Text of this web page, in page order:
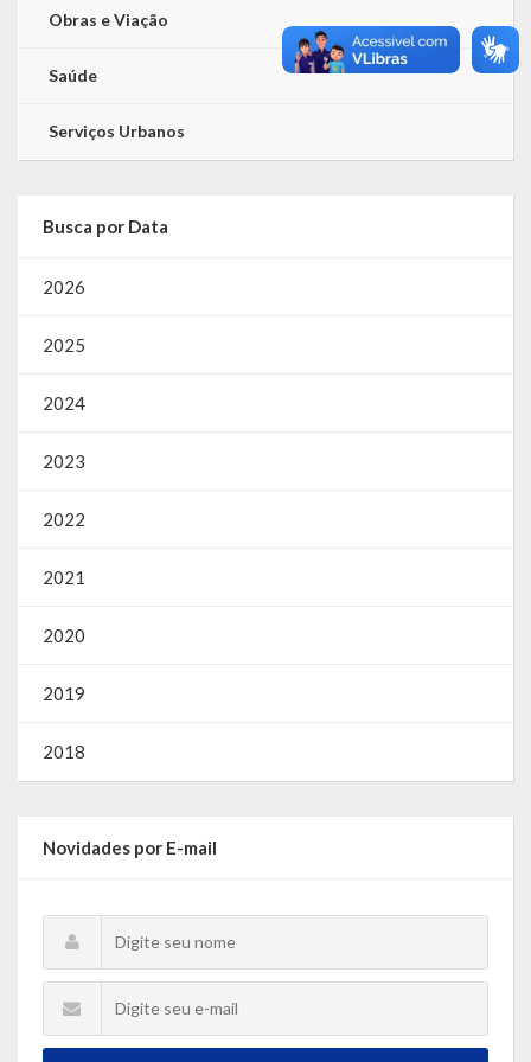
Obras e Viação
Saúde
Serviços Urbanos
Busca por Data
2026
2025
2024
2023
2022
2021
2020
2019
2018
Novidades por E-mail